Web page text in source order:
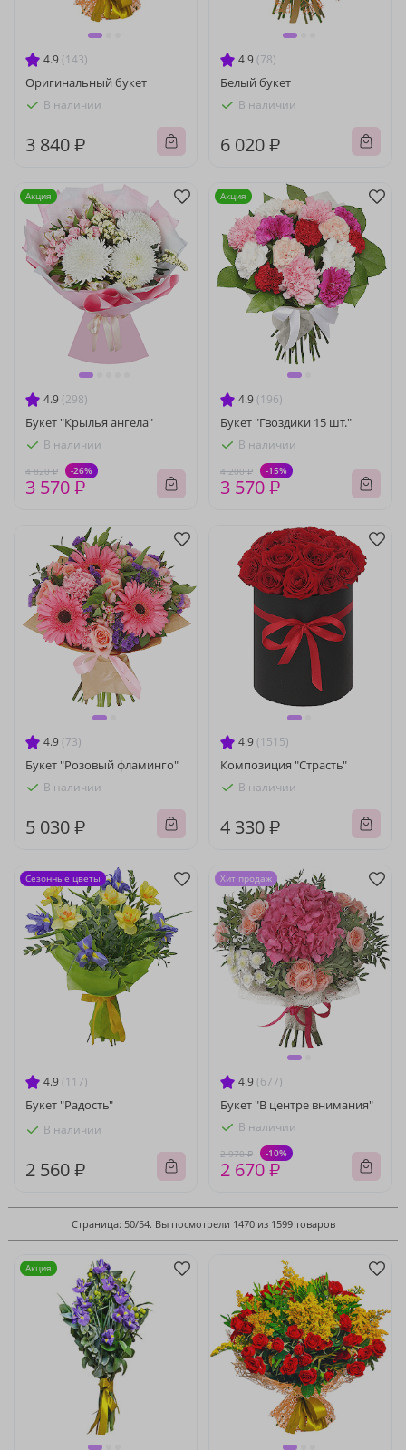
4.9 (143)
Оригинальный букет
В наличии
3 840 ₽
4.9 (78)
Белый букет
В наличии
6 020 ₽
4.9 (298)
Букет "Крылья ангела"
В наличии
4 820 ₽ -26%
3 570 ₽
Акция
4.9 (196)
Букет "Гвоздики 15 шт."
В наличии
4 200 ₽ -15%
3 570 ₽
Акция
4.9 (73)
Букет "Розовый фламинго"
В наличии
5 030 ₽
4.9 (1515)
Композиция "Страсть"
В наличии
4 330 ₽
4.9 (117)
Букет "Радость"
В наличии
2 560 ₽
Сезонные цветы
4.9 (677)
Букет "В центре внимания"
В наличии
2 970 ₽ -10%
2 670 ₽
Хит продаж
Страница: 50/54. Вы посмотрели 1470 из 1599 товаров
Акция